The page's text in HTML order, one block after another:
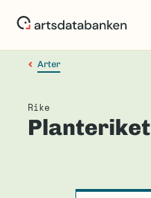
Arter
Rike
Planteriket